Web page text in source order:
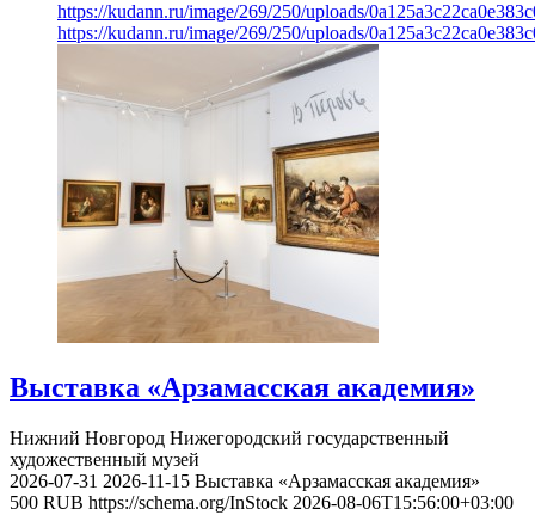
https://kudann.ru/image/269/250/uploads/
https://kudann.ru/image/269/250/uploads/
Выставка «Арзамасская академия»
Нижний Новгород Нижегородский государственный
художественный музей
2026-07-31 2026-11-15 Выставка «Арзамасская академия»
500 RUB https://schema.org/InStock 2026-08-06T15:56:00+03:00